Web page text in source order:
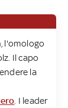
l'omologo
Il capo
la
. I leader